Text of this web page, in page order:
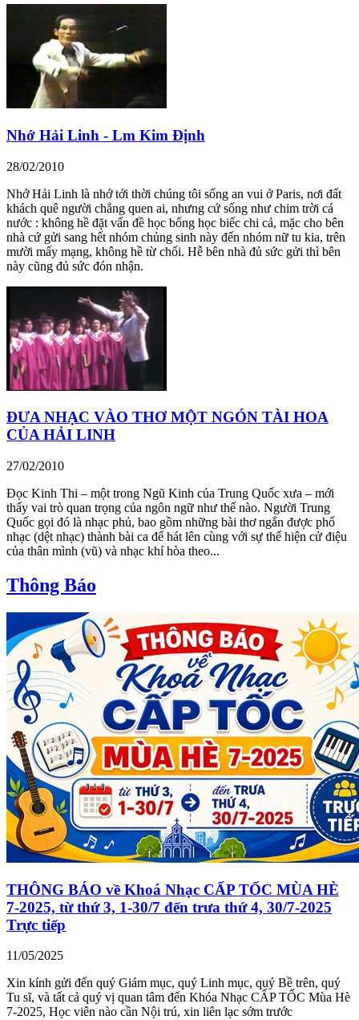
Nhớ Hải Linh - Lm Kim Định
28/02/2010
Nhớ Hải Linh là nhớ tới thời chúng tôi sống an vui ở Paris, nơi đất
khách quê người chẳng quen ai, nhưng cứ sống như chim trời cá
nước : không hề đặt vấn đề học bổng học biếc chi cả, mặc cho bên
nhà cứ gửi sang hết nhóm chủng sinh này đến nhóm nữ tu kia, trên
mười mấy mạng, không hề từ chối. Hễ bên nhà đủ sức gửi thì bên
này cũng đủ sức đón nhận.
ĐƯA NHẠC VÀO THƠ MỘT NGÓN TÀI HOA
CỦA HẢI LINH
27/02/2010
Đọc Kinh Thi – một trong Ngũ Kinh của Trung Quốc xưa – mới
thấy vai trò quan trọng của ngôn ngữ như thế nào. Người Trung
Quốc gọi đó là nhạc phủ, bao gồm những bài thơ ngắn được phổ
nhạc (dệt nhạc) thành bài ca để hát lên cùng với sự thể hiện cử điệu
của thân mình (vũ) và nhạc khí hòa theo...
Thông Báo
THÔNG BÁO về Khoá Nhạc CẤP TỐC MÙA HÈ
7-2025, từ thứ 3, 1-30/7 đến trưa thứ 4, 30/7-2025
Trực tiếp
11/05/2025
Xin kính gửi đến quý Giám mục, quý Linh mục, quý Bề trên, quý
Tu sĩ, và tất cả quý vị quan tâm đến Khóa Nhạc CẤP TỐC Mùa Hè
7-2025, Học viên nào cần Nội trú, xin liên lạc sớm trước